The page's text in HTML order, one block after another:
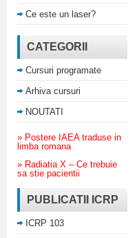
Ce este un laser?
CATEGORII
Cursuri programate
Arhiva cursuri
NOUTATI
» Postere IAEA traduse in
limba romana
» Radiatia X – Ce trebuie
sa stie pacientii
PUBLICATII ICRP
ICRP 103